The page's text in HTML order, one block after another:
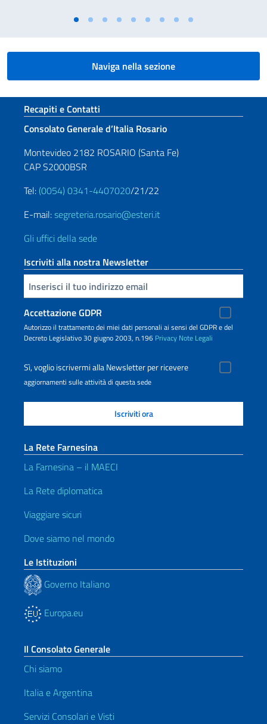
Naviga nella sezione
Sezione footer
Recapiti e Contatti
Consolato Generale d’Italia Rosario
Montevideo 2182 ROSARIO (Santa Fe)
CAP S2000BSR
Tel: (0054) 0341-4407020/21/22
E-mail:segreteria.rosario@esteri.it
Gli uffici della sede
Iscriviti alla nostra Newsletter
Inserisci la tua email
Accettazione GDPR
Autorizzo il trattamento dei miei dati personali ai sensi del GDPR e del
Decreto Legislativo 30 giugno 2003, n.196 Privacy Note Legali
Sì, voglio iscrivermi alla Newsletter per ricevere
aggiornamenti sulle attività di questa sede
La Rete Farnesina
La Farnesina – il MAECI
La Rete diplomatica
Viaggiare sicuri
Dove siamo nel mondo
Le Istituzioni
Governo Italiano
Europa.eu
Il Consolato Generale
Chi siamo
Italia e Argentina
Servizi Consolari e Visti